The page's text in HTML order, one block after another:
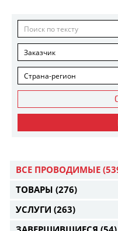
Заказчик
Страна-регион
ВСЕ ПРОВОДИМЫЕ
ТОВАРЫ (276)
УСЛУГИ (263)